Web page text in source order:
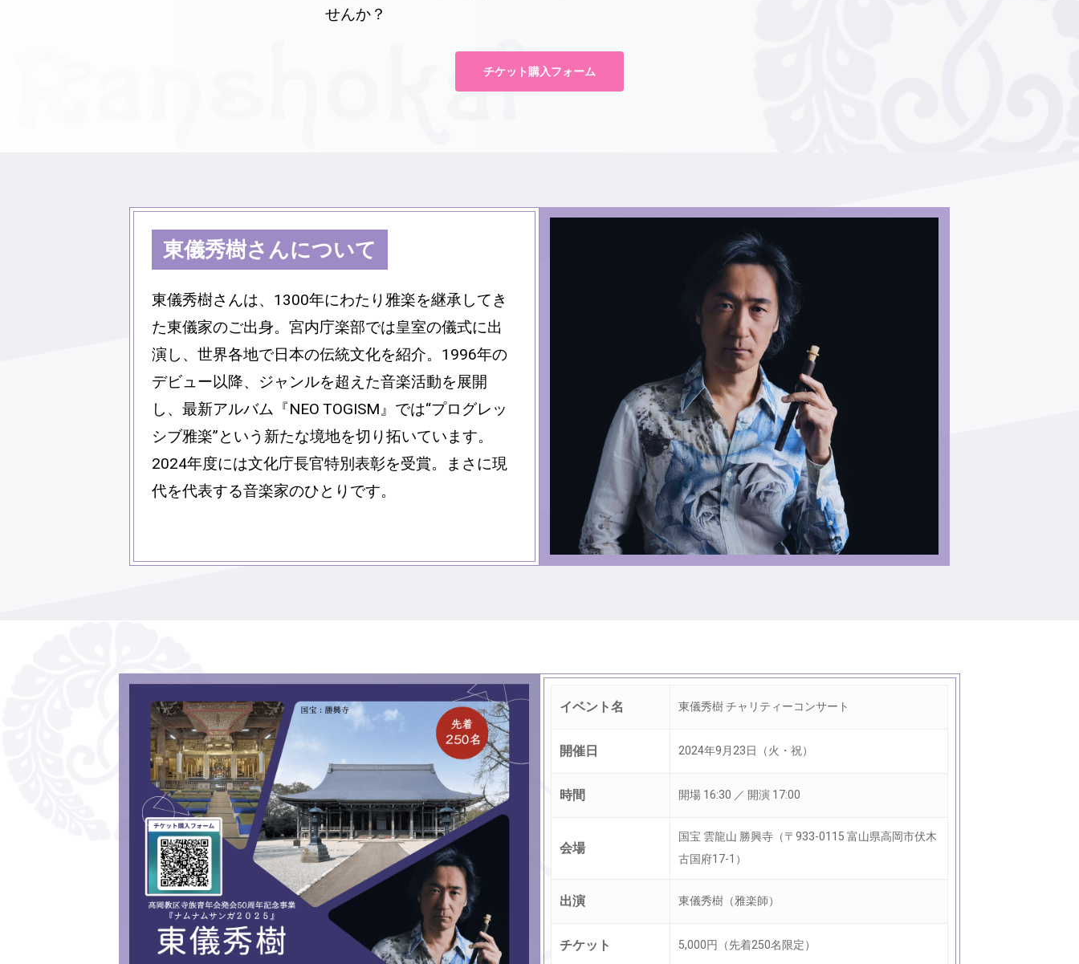
せんか？
チケット購入フォーム
東儀秀樹さんについて
東儀秀樹さんは、1300年にわたり雅楽を継承してき
た東儀家のご出身。宮内庁楽部では皇室の儀式に出
演し、世界各地で日本の伝統文化を紹介。1996年の
デビュー以降、ジャンルを超えた音楽活動を展開
し、最新アルバム『NEO TOGISM』では“プログレッ
シブ雅楽”という新たな境地を切り拓いています。
2024年度には文化庁長官特別表彰を受賞。まさに現
代を代表する音楽家のひとりです。
イベント名 東儀秀樹 チャリティーコンサート
開催日 2024年9月23日（火・祝）
時間 開場 16:30 ／ 開演 17:00
会場
国宝 雲龍山 勝興寺 （〒933-0115 富山県高岡市伏木
古国府17-1）
出演 東儀秀樹（雅楽師）
チケット 5,000円（先着250名限定）